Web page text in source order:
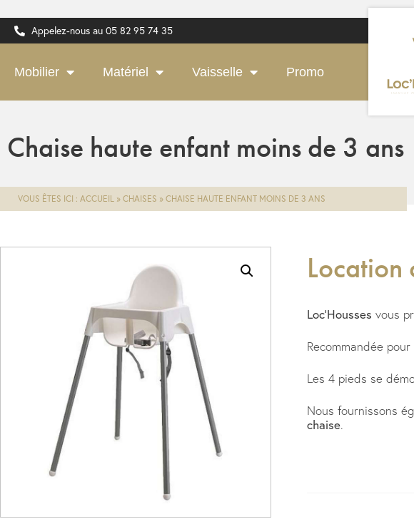
Appelez-nous au 05 82 95 74 35
Mobilier Matériel Vaisselle Promo
Chaise haute enfant moins de 3 ans
VOUS ÊTES ICI : ACCUEIL » CHAISES » CHAISE HAUTE ENFANT MOINS DE 3 ANS
Location
Loc’Housses vous
Recommandée
Les 4 pieds se
Nous fournissons
chaise.